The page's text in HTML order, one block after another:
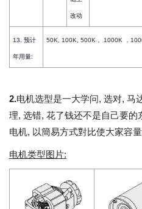
改动
13. 预计
年用量:
50K, 100K, 500K， 1000K ，
2.电机选型是一大学问, 选对, 马
理, 选错, 花了钱还不是自己要的
电机, 以簡易方式對比使大家容量
电机类型图片: